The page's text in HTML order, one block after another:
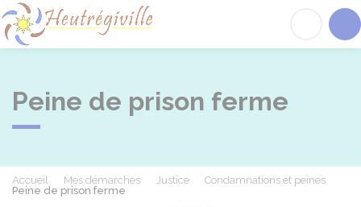
Peine de prison ferme
Accueil Mes démarches Justice
Condamnations et peines
Peine de prison ferme